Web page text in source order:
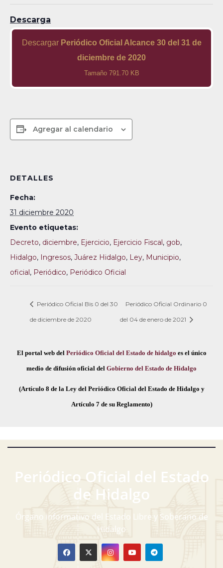
Descarga
Descargar Periódico Oficial Alcance 30 del 31 de
diciembre de 2020
Tamaño 791.70 KB
Agregar al calendario
DETALLES
Fecha:
31 diciembre 2020
Evento etiquetas:
Decreto, diciembre, Ejercicio, Ejercicio Fiscal, gob,
Hidalgo, Ingresos, Juárez Hidalgo, Ley, Municipio,
oficial, Periódico, Periódico Oficial
Periódico Oficial Bis 0 del 30
de diciembre de 2020
Periódico Oficial Ordinario 0
del 04 de enero de 2021
El portal web del Periódico Oficial del Estado de hidalgo es el único
medio de difusión oficial del Gobierno del Estado de Hidalgo
(Artículo 8 de la Ley del Periódico Oficial del Estado de Hidalgo y
Artículo 7 de su Reglamento)
Periódico Oficial del Estado
de Hidalgo
Órgano informativo del Estado Libre y Soberano de
Hidalgo